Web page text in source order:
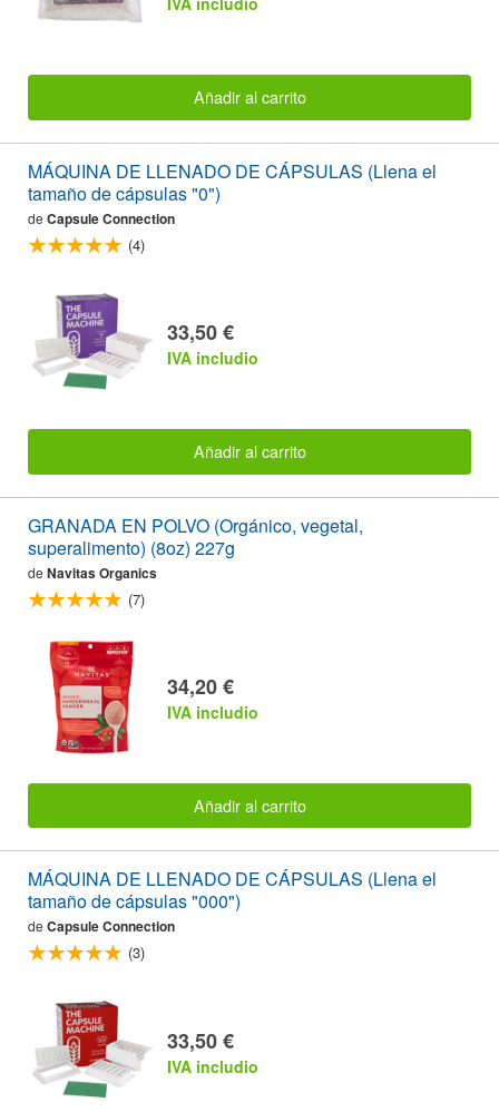
Añadir al carrito
MÁQUINA DE LLENADO DE CÁPSULAS (Llena el
tamaño de cápsulas "0")
de Capsule Connection
(4)
33,50 €
IVA includio
Añadir al carrito
GRANADA EN POLVO (Orgánico, vegetal,
superalimento) (8oz) 227g
de Navitas Organics
(7)
34,20 €
IVA includio
Añadir al carrito
MÁQUINA DE LLENADO DE CÁPSULAS (Llena el
tamaño de cápsulas "000")
de Capsule Connection
(3)
33,50 €
IVA includio